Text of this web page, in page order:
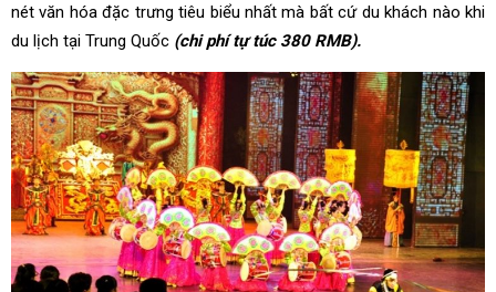
nét văn hóa đặc trưng tiêu biểu nhất mà bất cứ du khách nào khi
du lịch tại Trung Quốc (chi phí tự túc 380 RMB).